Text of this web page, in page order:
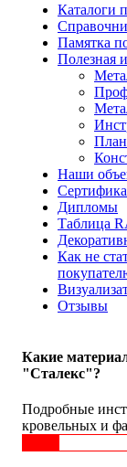
Каталоги
Памятка
Полезная
Наши
Дипломы
Таблица
Как не
Отзывы
Какие
"Сталекс"?
Подробные
кровельных и